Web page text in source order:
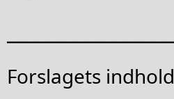
Forslagets indhold